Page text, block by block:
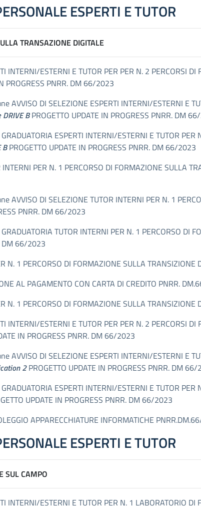
ESPERTI E TUTOR
TRANSAZIONE DIGITALE
INTERNI/ESTERNI E TUTOR PER PER N. 2 PERCORSI
PROGRESS PNRR. DM 66/2023
AVVISO DI SELEZIONE ESPERTI INTERNI/ESTERNI E
DRIVE BPROGETTO UPDATE IN PROGRESS PNRR. DM
ESPERTI INTERNI/ESTERNI E TUTOR
BPROGETTO UPDATE IN PROGRESS PNRR. DM 66/2023
PER N. 1 PERCORSO DI FORMAZIONE SULLA
AVVISO DI SELEZIONE TUTOR INTERNI PER N. 1
PNRR. DM 66/2023
TUTOR INTERNI PER N. 1 PERCORSO DI
DM 66/2023
N. 1 PERCORSO DI FORMAZIONE SULLA TRANSIZIONE
AL PAGAMENTO CON CARTA DI CREDITO PNRR.
N. 1 PERCORSO DI FORMAZIONE SULLA TRANSIZIONE
INTERNI/ESTERNI E TUTOR PER PER N. 2 PERCORSI
IN PROGRESS PNRR. DM 66/2023
AVVISO DI SELEZIONE ESPERTI INTERNI/ESTERNI E
2PROGETTO UPDATE IN PROGRESS PNRR. DM
ESPERTI INTERNI/ESTERNI E TUTOR
UPDATE IN PROGRESS PNRR. DM 66/2023
APPARECCHIATURE INFORMATICHE
ESPERTI E TUTOR
SUL CAMPO
INTERNI/ESTERNI E TUTOR PER N. 1 LABORATORIO DI